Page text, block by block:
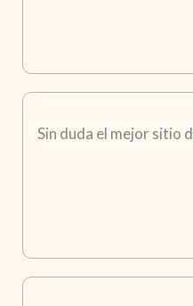
Sin duda el mejor sitio